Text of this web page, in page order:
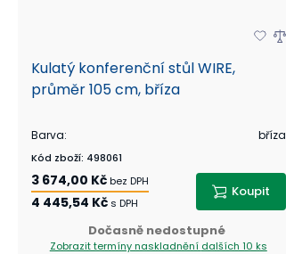
Kulatý konferenční stůl WIRE,
průměr 105 cm, bříza
Barva: bříza
Kód zboží: 498061
3 674,00 Kčbez DPH
4 445,54 Kč s DPH
Koupit
Dočasně nedostupné
Zobrazit termíny naskladnění dalších 10 ks